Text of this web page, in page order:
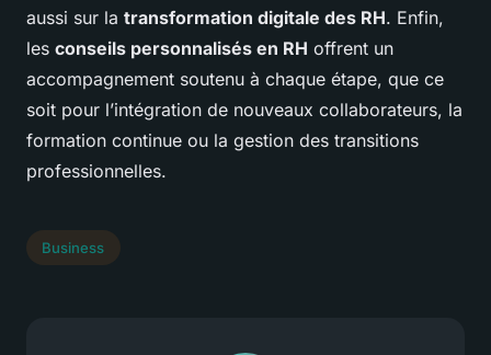
aussi sur la transformation digitale des RH. Enfin,
les conseils personnalisés en RH offrent un
accompagnement soutenu à chaque étape, que ce
soit pour l’intégration de nouveaux collaborateurs, la
formation continue ou la gestion des transitions
professionnelles.
Business